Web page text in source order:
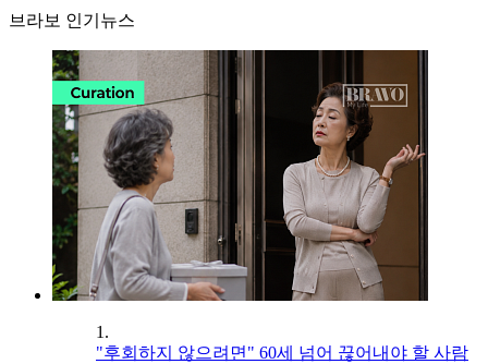
브라보 인기뉴스
1.
"후회하지 않으려면" 60세 넘어 끊어내야 할 사람